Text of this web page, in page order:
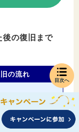
後の復旧まで
の流れ
目次へ